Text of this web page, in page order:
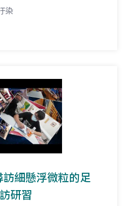
染
細懸浮微粒的足
研習